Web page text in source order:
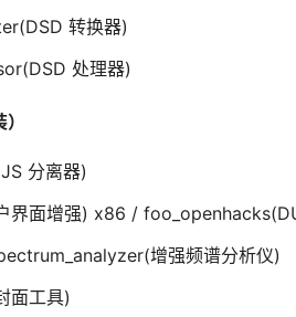
转换器)
处理器)
分离器)
界面增强) x86 /
增强频谱分析仪)
面工具)